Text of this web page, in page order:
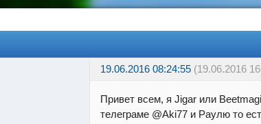
19.06.2016 08:24:55 (19.06.2016
Привет всем, я Jigar или
телеграме @Aki77 и Раулю то